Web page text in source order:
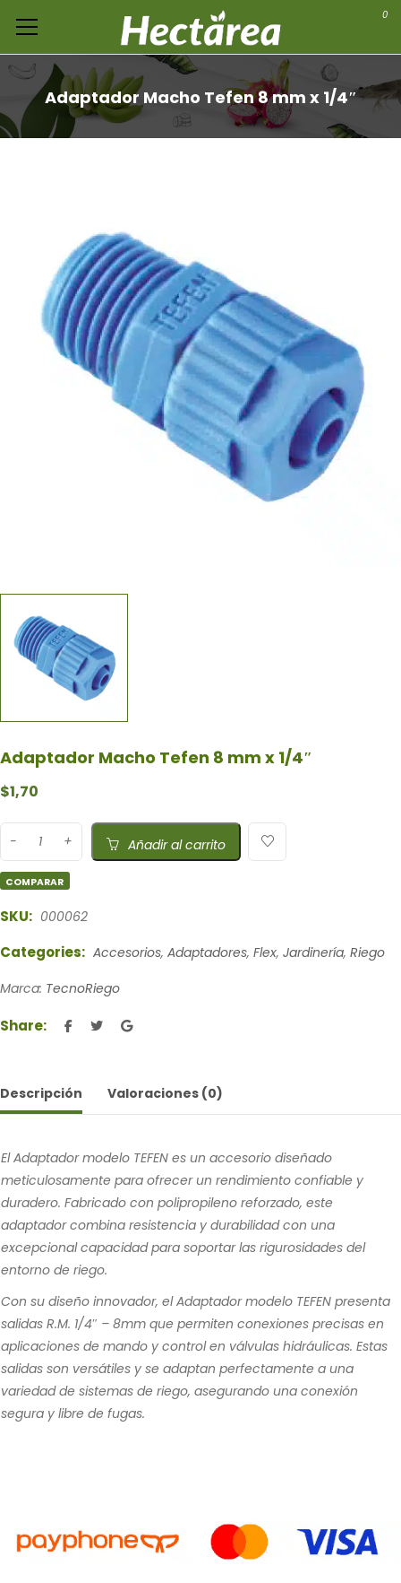
0
Adaptador Macho Tefen 8 mm x 1/4″
Adaptador Macho Tefen 8 mm x 1/4″
$1,70
Añadir al carrito
COMPARAR
SKU: 000062
Categories: Accesorios, Adaptadores, Flex, Jardinería, Riego
Marca: TecnoRiego
Share:
Descripción Valoraciones (0)
El Adaptador modelo TEFEN es un accesorio diseñado
meticulosamente para ofrecer un rendimiento confiable y
duradero. Fabricado con polipropileno reforzado, este
adaptador combina resistencia y durabilidad con una
excepcional capacidad para soportar las rigurosidades del
entorno de riego.
Con su diseño innovador, el Adaptador modelo TEFEN presenta
salidas R.M. 1/4″ – 8mm que permiten conexiones precisas en
aplicaciones de mando y control en válvulas hidráulicas. Estas
salidas son versátiles y se adaptan perfectamente a una
variedad de sistemas de riego, asegurando una conexión
segura y libre de fugas.